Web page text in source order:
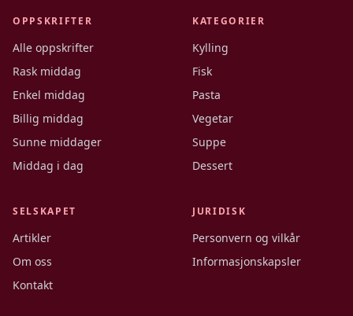
OPPSKRIFTER
Alle oppskrifter
Rask middag
Enkel middag
Billig middag
Sunne middager
Middag i dag
KATEGORIER
Kylling
Fisk
Pasta
Vegetar
Suppe
Dessert
SELSKAPET
Artikler
Om oss
Kontakt
JURIDISK
Personvern og vilkår
Informasjonskapsler